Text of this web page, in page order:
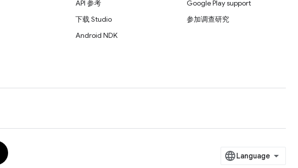
API 参考
下载 Studio
Android NDK
Google Play support
参加调查研究